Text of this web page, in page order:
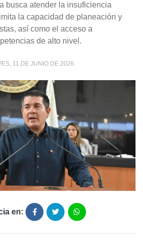
busca atender la insuficiencia
la capacidad de planeación y
así como el acceso a
de alto nivel.
11 DE JUNIO DE 2026.
en: